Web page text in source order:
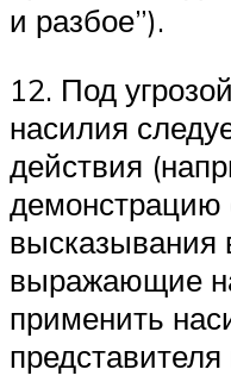
и разбое”).
12. Под
насилия
действия
демонстрацию
высказывания
выражающие
применить